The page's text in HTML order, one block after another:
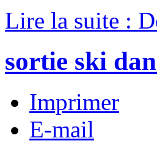
Lire la suite :
sortie ski
Imprimer
E-mail